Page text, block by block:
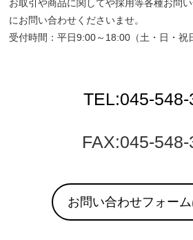
お取引や商品に関してや採用等各種お問
にお問い合わせくださいませ。
受付時間：平日9:00～18:00（土・日・祝
TEL:045-548-
FAX:045-
お問い合わせフォー